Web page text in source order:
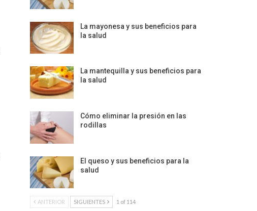
La mayonesa y sus beneficios para
la salud
La mantequilla y sus beneficios para
la salud
Cómo eliminar la presión en las
rodillas
El queso y sus beneficios para la
salud
ANTERIOR SIGUIENTES 1 of 114